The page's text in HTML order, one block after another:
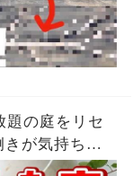
題の庭をリセ
が気持ち良